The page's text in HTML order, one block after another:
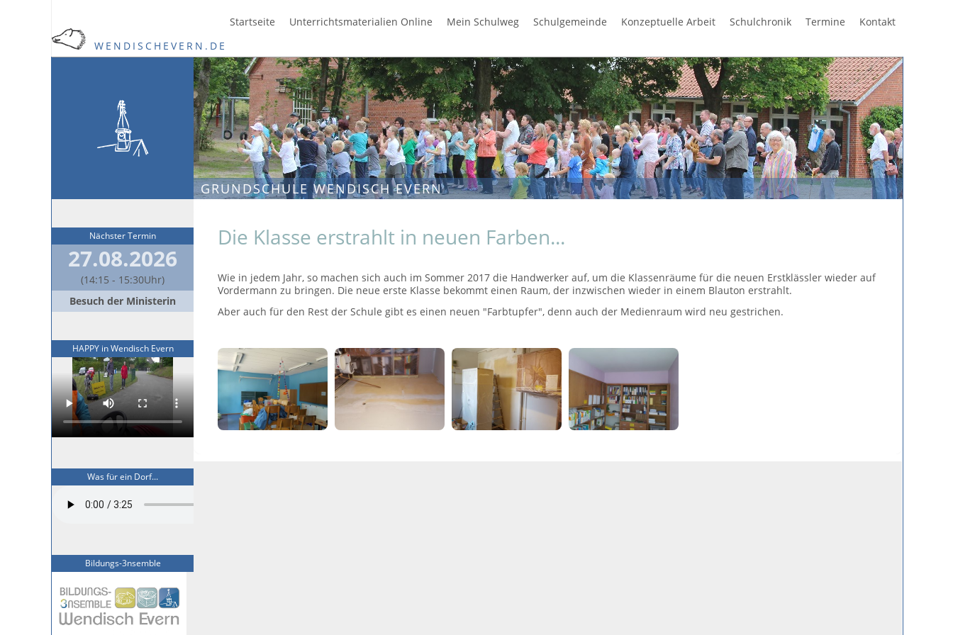
Kontakt
Termine
Schulchronik
Konzeptuelle Arbeit
Schulgemeinde
Mein Schulweg
Unterrichtsmaterialien Online
Startseite
WENDISCHEVERN.DE
GRUNDSCHULE WENDISCH EVERN
Nächster Termin
27.08.2026
(14:15 - 15:30Uhr)
Besuch der Ministerin
HAPPY in Wendisch Evern
Was für ein Dorf...
Bildungs-3nsemble
Die Klasse erstrahlt in neuen Farben...
Wie in jedem Jahr, so machen sich auch im Sommer 2017 die Handwerker auf, um die Klassenräume für die neuen Erstklässler wieder auf
Vordermann zu bringen. Die neue erste Klasse bekommt einen Raum, der inzwischen wieder in einem Blauton erstrahlt.
Aber auch für den Rest der Schule gibt es einen neuen "Farbtupfer", denn auch der Medienraum wird neu gestrichen.